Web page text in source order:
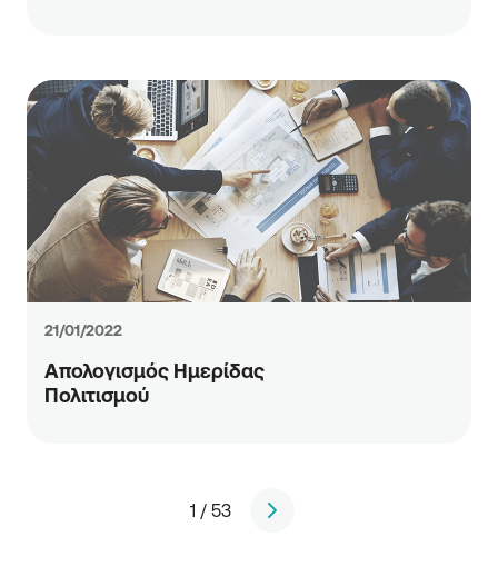
21/01/2022
Απολογισμός Ημερίδας
Πολιτισμού
1 / 53